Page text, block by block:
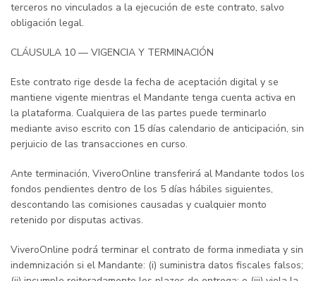
terceros no vinculados a la ejecución de este contrato, salvo
obligación legal.
CLÁUSULA 10 — VIGENCIA Y TERMINACIÓN
Este contrato rige desde la fecha de aceptación digital y se
mantiene vigente mientras el Mandante tenga cuenta activa en
la plataforma. Cualquiera de las partes puede terminarlo
mediante aviso escrito con 15 días calendario de anticipación, sin
perjuicio de las transacciones en curso.
Ante terminación, ViveroOnline transferirá al Mandante todos los
fondos pendientes dentro de los 5 días hábiles siguientes,
descontando las comisiones causadas y cualquier monto
retenido por disputas activas.
ViveroOnline podrá terminar el contrato de forma inmediata y sin
indemnización si el Mandante: (i) suministra datos fiscales falsos;